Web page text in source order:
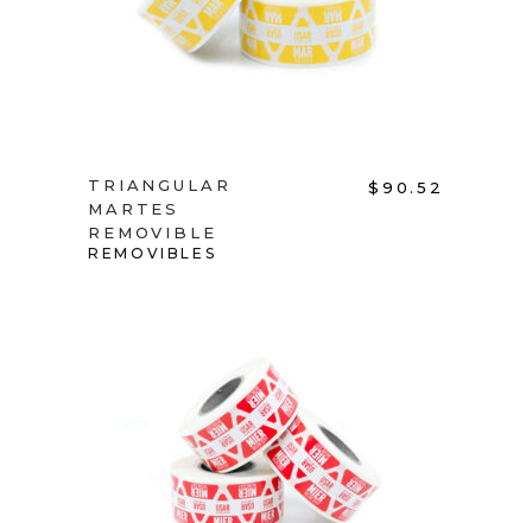
TRIANGULAR
MARTES
REMOVIBLE
$ 90.52
REMOVIBLES
ADD TO CART